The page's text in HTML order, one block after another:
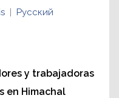
Русский
y trabajadoras
en Himachal